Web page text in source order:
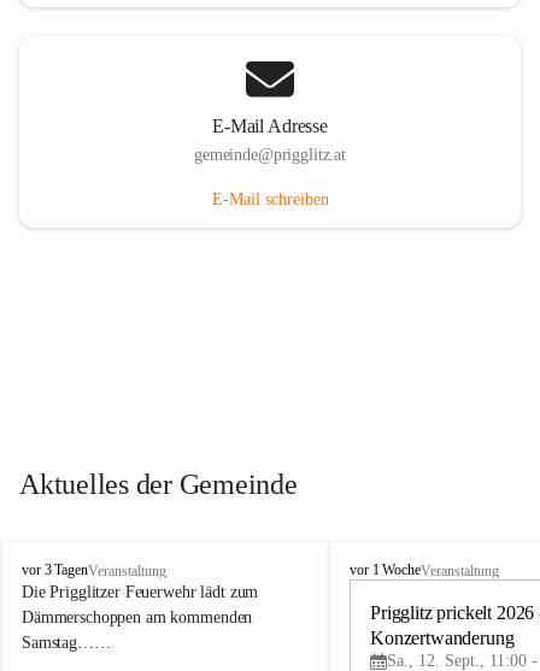
E-Mail Adresse
gemeinde@prigglitz.at
E-Mail schreiben
Aktuelles der Gemeinde
P
r
i
g
vor 3 TagenVeranstaltung
Die Prigglitzer Feuerwehr lädt zum
Dämmerschoppen am kommenden
Samstag……
P
vor 1 WocheVeranstaltung
Prigglitz prickelt 2026
Konzertwanderung
Sa., 12. Sept., 11:00